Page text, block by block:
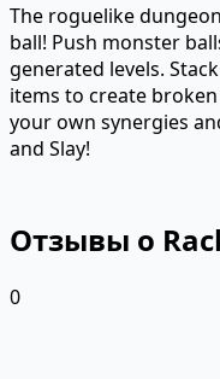
The roguelike
ball! Push monster
generated levels.
items to create
your own synergies
and Slay!
Отзывы о
0